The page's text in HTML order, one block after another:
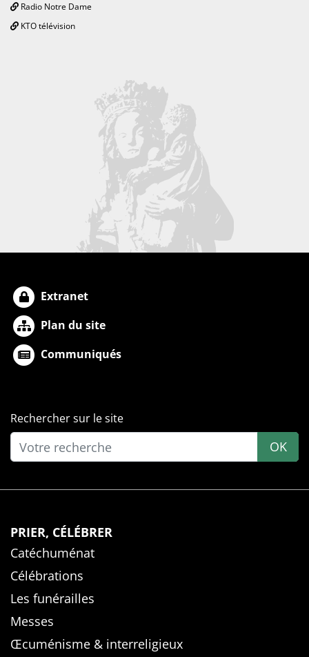
Radio Notre Dame
KTO télévision
Extranet
Plan du site
Communiqués
Rechercher sur le site
OK
PRIER, CÉLÉBRER
Catéchuménat
Célébrations
Les funérailles
Messes
Œcuménisme & interreligieux